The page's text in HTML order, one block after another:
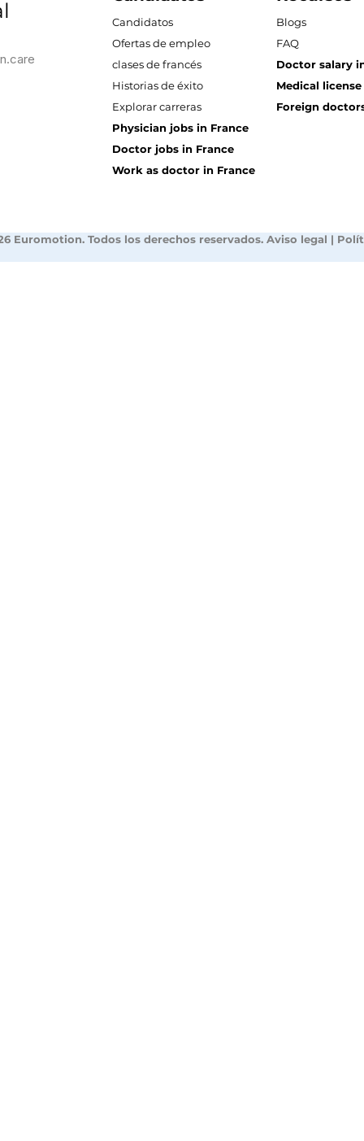
Candidatos
Ofertas de empleo
clases de francés
Historias de éxito
Explorar carreras
Physician jobs in France
Doctor jobs in France
Work as doctor in France
Blogs
FAQ
Doctor salary
Medical
Foreign
Euromotion. Todos los derechos reservados. Aviso legal |